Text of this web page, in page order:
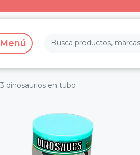
dinosaurios en tubo